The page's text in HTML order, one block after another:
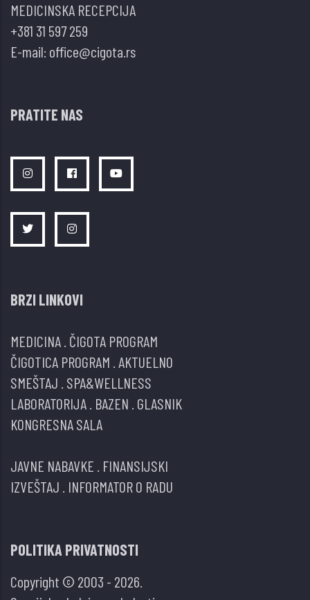
MEDICINSKA RECEPCIJA
+381 31 597 259
E-mail: office@cigota.rs
PRATITE NAS
BRZI LINKOVI
MEDICINA ČIGOTA PROGRAM
ČIGOTICA PROGRAM AKTUELNO
SMEŠTAJ SPA&WELLNESS
LABORATORIJA BAZEN GLASNIK
KONGRESNA SALA
JAVNE NABAVKE FINANSIJSKI
IZVEŠTAJ INFORMATOR O RADU
POLITIKA PRIVATNOSTI
Copyright © 2003 - 2026.